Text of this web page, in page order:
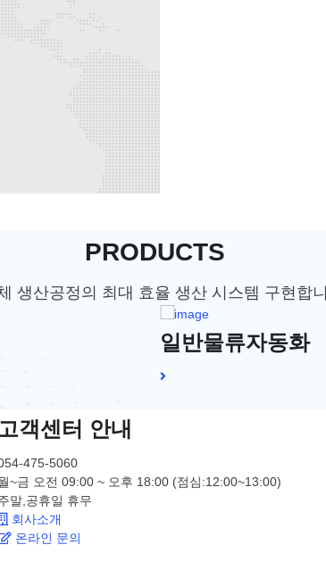
PRODUCTS
생산공정의 최대 효율 생산 시스템 구현합
일반물류자동화
객센터 안내
475-5060
~금 오전 09:00 ~ 오후 18:00 (점심:12:00~13:00)
말,공휴일 휴무
회사소개
온라인 문의